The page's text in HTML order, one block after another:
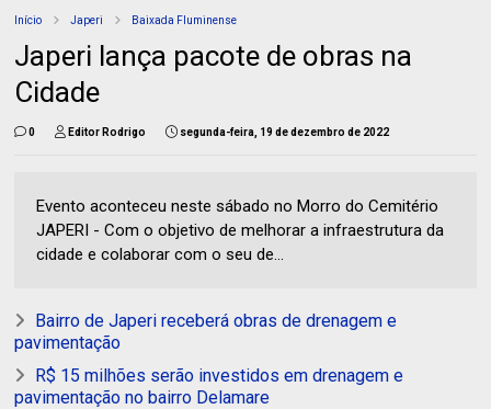
Início Japeri Baixada Fluminense
Japeri lança pacote de obras na
Cidade
0 Editor Rodrigo segunda-feira, 19 de dezembro de 2022
Evento aconteceu neste sábado no Morro do Cemitério
JAPERI - Com o objetivo de melhorar a infraestrutura da
cidade e colaborar com o seu de...
Bairro de Japeri receberá obras de drenagem e
pavimentação
R$ 15 milhões serão investidos em drenagem e
pavimentação no bairro Delamare